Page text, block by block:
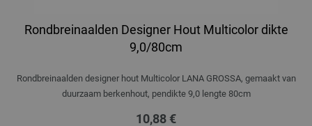
Rondbreinaalden Designer Hout Multicolor dikte
9,0/80cm
Rondbreinaalden designer hout Multicolor LANA GROSSA, gemaakt van
duurzaam berkenhout, pendikte 9,0 lengte 80cm
10,88 €